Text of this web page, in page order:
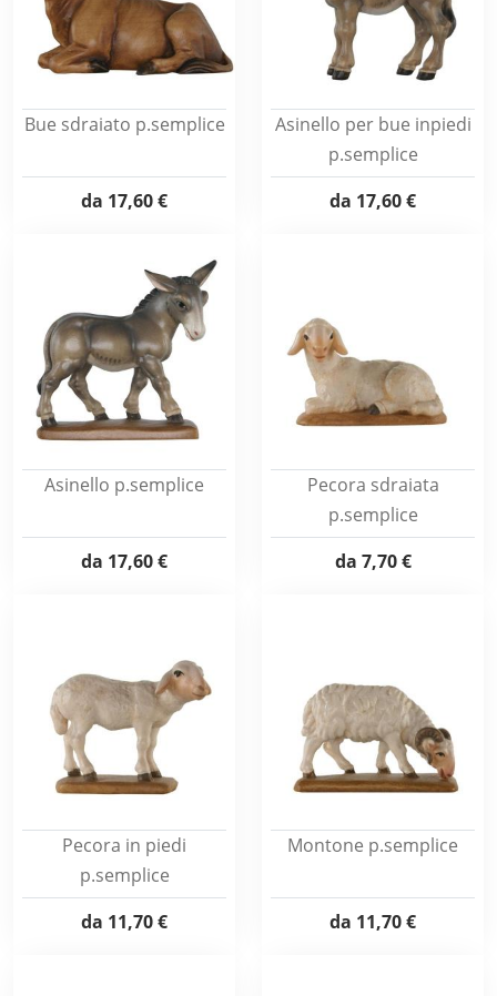
Bue sdraiato p.semplice
da 17,60 €
Asinello per bue inpiedi
p.semplice
da 17,60 €
Asinello p.semplice
da 17,60 €
Pecora sdraiata
p.semplice
da 7,70 €
Pecora in piedi
p.semplice
da 11,70 €
Montone p.semplice
da 11,70 €